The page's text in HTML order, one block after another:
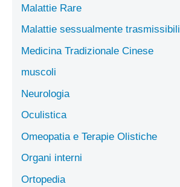
Malattie Rare
Malattie sessualmente trasmissibili
Medicina Tradizionale Cinese
muscoli
Neurologia
Oculistica
Omeopatia e Terapie Olistiche
Organi interni
Ortopedia